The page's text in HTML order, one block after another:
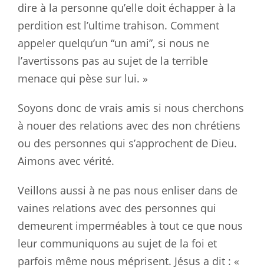
dire à la personne qu’elle doit échapper à la
perdition est l’ultime trahison. Comment
appeler quelqu’un “un ami”, si nous ne
l’avertissons pas au sujet de la terrible
menace qui pèse sur lui. »
Soyons donc de vrais amis si nous cherchons
à nouer des relations avec des non chrétiens
ou des personnes qui s’approchent de Dieu.
Aimons avec vérité.
Veillons aussi à ne pas nous enliser dans de
vaines relations avec des personnes qui
demeurent imperméables à tout ce que nous
leur communiquons au sujet de la foi et
parfois même nous méprisent. Jésus a dit : «